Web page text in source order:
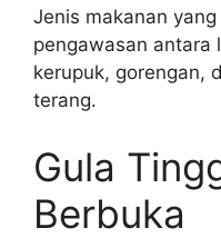
Jenis makanan
pengawasan antara
kerupuk, gorengan,
terang.
Gula
Berbuka